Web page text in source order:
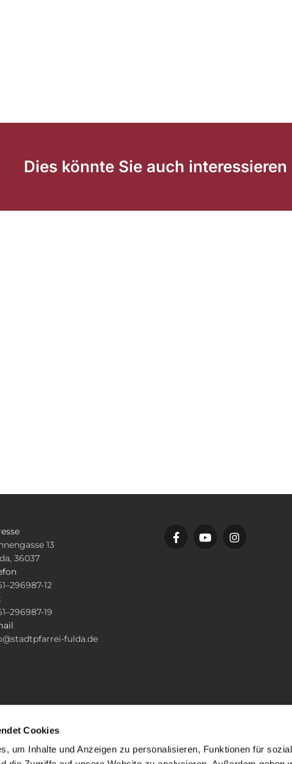
Cookies
um Inhalte und Anzeigen zu personalisieren, Funktionen für
Dies könnte Sie auch interessieren
13
36037
12
19
fulda.de